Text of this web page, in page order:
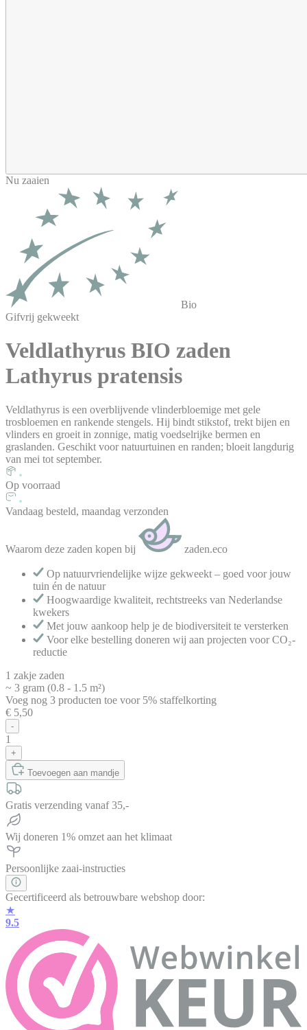
Nu zaaien
Bio
Gifvrij gekweekt
Veldlathyrus BIO zaden
Lathyrus pratensis
Veldlathyrus is een overblijvende vlinderbloemige met gele
trosbloemen en rankende stengels. Hij bindt stikstof, trekt bijen en
vlinders en groeit in zonnige, matig voedselrijke bermen en
graslanden. Geschikt voor natuurtuinen en randen; bloeit langdurig
van mei tot september.
Op voorraad
Vandaag besteld, maandag verzonden
Waarom deze zaden kopen bij zaden.eco
Op natuurvriendelijke wijze gekweekt – goed voor jouw
tuin én de natuur
Hoogwaardige kwaliteit, rechtstreeks van Nederlandse
kwekers
Met jouw aankoop help je de biodiversiteit te versterken
Voor elke bestelling doneren wij aan projecten voor CO₂-
reductie
1 zakje zaden
~ 3 gram (0.8 - 1.5 m²)
Voeg nog 3 producten toe voor 5% staffelkorting
€ 5,50
-
1
+
Toevoegen aan mandje
Gratis verzending vanaf 35,-
Wij doneren 1% omzet aan het klimaat
Persoonlijke zaai-instructies
Gecertificeerd als betrouwbare webshop door:
★
9.5